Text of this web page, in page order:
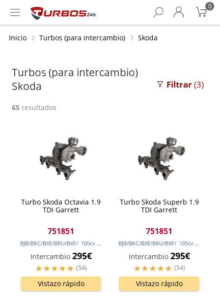
0
Inicio Turbos (para intercambio) Skoda
Turbos (para intercambio)
Skoda
Filtrar(3)
65 resultados
Turbo Skoda Octavia 1.9
TDI Garrett
751851
BJB/BKC/BXE/BRU/BXF/ 105cv (77
Intercambio 295€
(54)
Vistazo rápido
Turbo Skoda Superb 1.9
TDI Garrett
751851
BJB/BKC/BXE/BRU/BXF/ 105cv (77
Intercambio 295€
(54)
Vistazo rápido